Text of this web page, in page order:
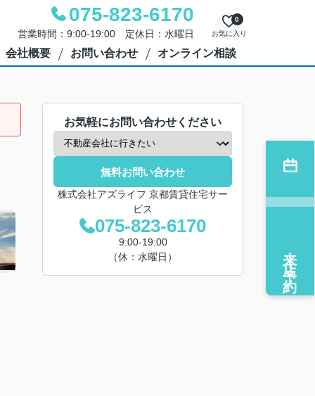
075-823-6170
営業時間：9:00-19:00 定休日：水曜日 お気に入り
0
会社概要 お問い合わせ オンライン相談
お気軽にお問い合わせください
無料お問い合わせ
株式会社アズライフ 京都賃貸住宅サー
ビス
075-823-6170
9:00-19:00
（休：水曜日）
来店予約